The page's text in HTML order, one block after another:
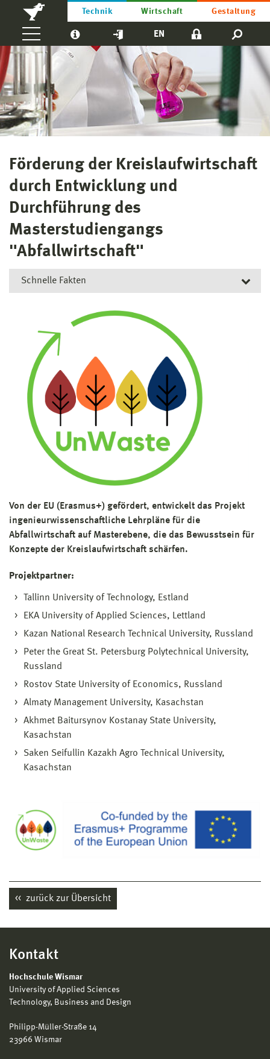
Technik Wirtschaft Gestaltung
EN
Förderung der Kreislaufwirtschaft
durch Entwicklung und
Durchführung des
Masterstudiengangs
"Abfallwirtschaft"
Schnelle Fakten
Projektlaufzeit:Jan. 2021
Jan. 2024
Projektbudget:
Forschungsschwerpunkt:
FSP 1 (seit 02/2024): Wissensgesellschaft, nachhaltige
Mobilität und Wertschöpfung in der globalen Transformation
FSP 1 (bis 01/2024): Wissensgesellschaft im globalen Wandel
– Märkte, Handel und Schiffsverkehr
Struktureinheit:
Fakultät für Wirtschaftswissenschaften
Projektleitung:
Prof. Dr. math. Gunnar Prause
Europäische Union (EU - Erasmus+)
Von der EU (Erasmus+) gefördert, entwickelt das Projekt
ingenieurwissenschaftliche Lehrpläne für die
Abfallwirtschaft auf Masterebene, die das Bewusstsein für
Konzepte der Kreislaufwirtschaft schärfen.
Projektpartner:
Tallinn University of Technology, Estland
EKA University of Applied Sciences, Lettland
Kazan National Research Technical University, Russland
Peter the Great St. Petersburg Polytechnical University,
Russland
Rostov State University of Economics, Russland
Almaty Management University, Kasachstan
Akhmet Baitursynov Kostanay State University,
Kasachstan
Saken Seifullin Kazakh Agro Technical University,
Kasachstan
zurück zur Übersicht
Kontakt
Hochschule Wismar
University of Applied Sciences
Technology, Business and Design
Philipp-Müller-Straße 14
23966 Wismar